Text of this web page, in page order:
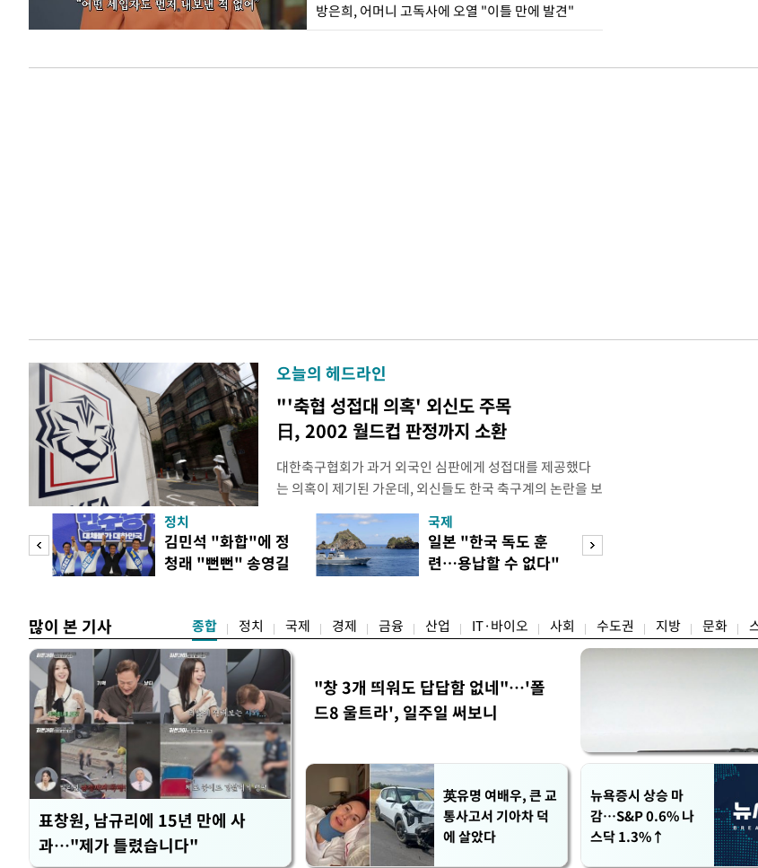
방은희, 어머니 고독사에 오열 "이틀 만에 발견"
오늘의 헤드라인
"'축협 성접대 의혹' 외신도 주목
日, 2002 월드컵 판정까지 소환
대한축구협회가 과거 외국인 심판에게 성접대를 제공했다
는 의혹이 제기된 가운데, 외신들도 한국 축구계의 논란을 보
도하면서 파장이 커지고 있다. 지난 6일 JTBC는 문화체육관
광부가 2016년 작성한 감사보고서를 바탕으로 축구협회가
2011년 3월부터 2012년 3월까지 1년 동안 국가대표팀 경기
에 참여한 외국인 심판들에게 성접대를 한 정황이 드러났다
정치
김민석 "화합"에 정
청래 "뻔뻔" 송영길
국제
일본 "한국 독도 훈
련…용납할 수 없다"
많이 본 기사 종합 정치 국제 경제 금융 산업 IT·바이오 사회 수도권 지방 문화
표창원, 남규리에 15년 만에 사
과…"제가 틀렸습니다"
"창 3개 띄워도 답답함 없네"…'폴
드8 울트라', 일주일 써보니
英유명 여배우, 큰 교
통사고서 기아차 덕
에 살았다
뉴욕증시 상승 마
감…S&P 0.6% 나
스닥 1.3%↑